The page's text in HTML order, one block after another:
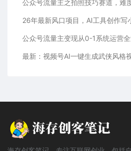
公众号流量主变现从0-1系统运营全